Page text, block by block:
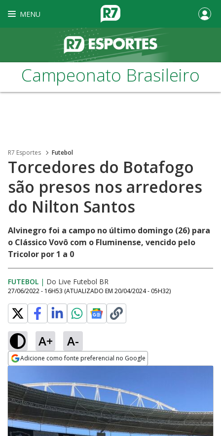
MENU
Campeonato Brasileiro
R7 Esportes Futebol
Torcedores do Botafogo
são presos nos arredores
do Nilton Santos
Alvinegro foi a campo no último domingo (26) para
o Clássico Vovô com o Fluminense, vencido pelo
Tricolor por 1 a 0
FUTEBOL | Do Live Futebol BR
27/06/2022 - 16H53 (ATUALIZADO EM 20/04/2024 - 05H32)
A+ A-
Adicione como fonte preferencial no Google